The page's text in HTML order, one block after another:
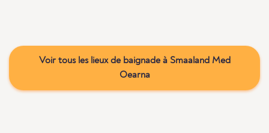
Voir tous les lieux de baignade à Smaaland Med
Oearna